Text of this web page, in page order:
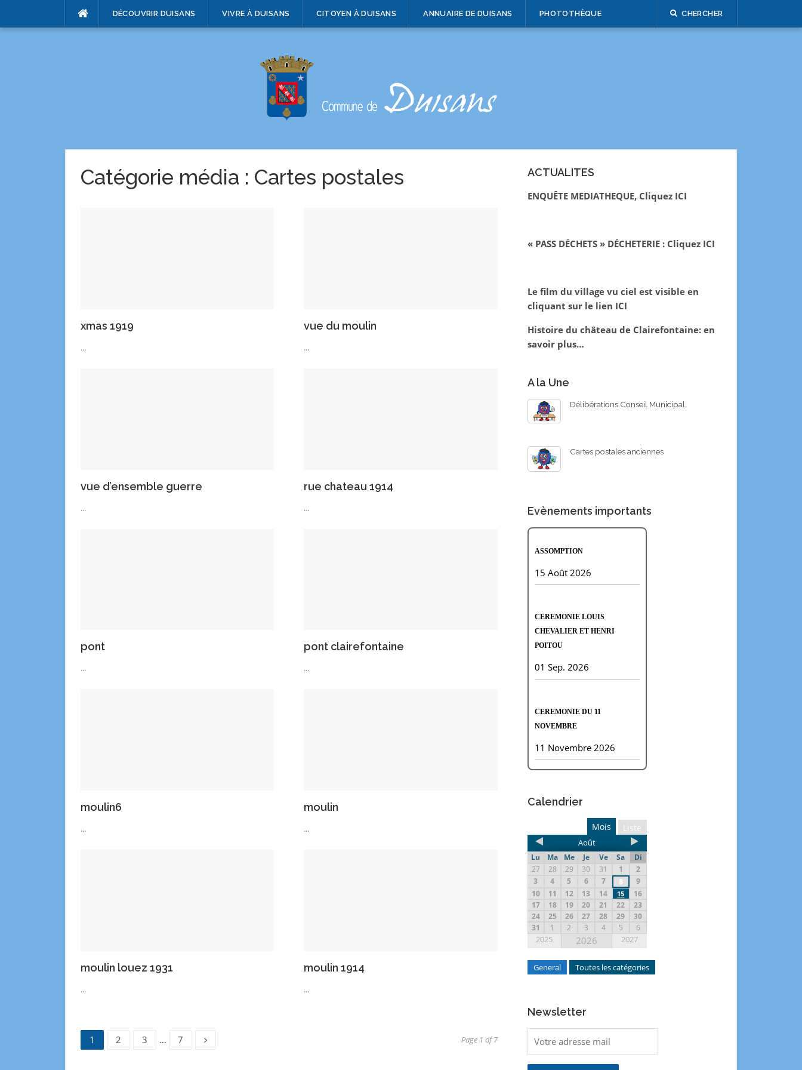
DÉCOUVRIR DUISANS VIVRE À DUISANS CITOYEN À DUISANS ANNUAIRE DE DUISANS PHOTOTHÈQUE CHERCHER
Catégorie média : Cartes postales
xmas 1919
...
vue du moulin
...
vue d’ensemble guerre
...
rue chateau 1914
...
pont
...
pont clairefontaine
...
moulin6
...
moulin
...
moulin louez 1931
...
moulin 1914
...
1 2 3 … 7 Page 1 of 7
ACTUALITES
ENQUÊTE MEDIATHEQUE, Cliquez ICI
« PASS DÉCHETS » DÉCHETERIE : Cliquez ICI
Le film du village vu ciel est visible en
cliquant sur le lien ICI
Histoire du château de Clairefontaine: en
savoir plus…
A la Une
Délibérations Conseil Municipal
Cartes postales anciennes
Evènements importants
ASSOMPTION
15 Août 2026
CEREMONIE LOUIS
CHEVALIER ET HENRI
POITOU
01 Sep. 2026
CEREMONIE DU 11
NOVEMBRE
11 Novembre 2026
Calendrier
Liste
Mois
Août
Lu Ma Me Je Ve Sa
Di
27
28 29 30 31 1
2
3
4 5 6 7 8
9
10
11 12 13 14 15
16
17
18 19 20 21 22
23
24
25 26 27 28 29
30
31
1 2 3 4 5 6
2025 2026 2027
General Toutes les catégories
Newsletter